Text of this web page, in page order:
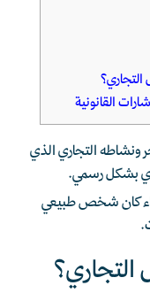
القانونية
ونشاطه التجاري الذي
بشكل رسمي.
كان شخص طبيعي